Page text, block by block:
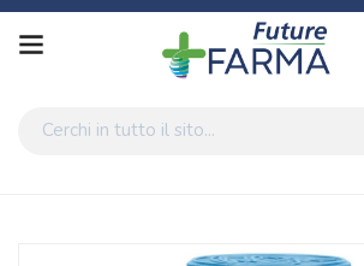
Montefarmaco Otc Orsovit Caramelle